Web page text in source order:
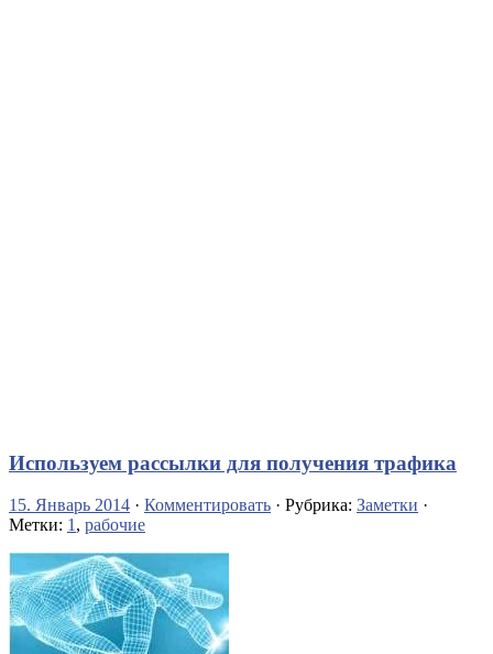
Используем рассылки для получения трафика
15. Январь 2014 · Комментировать · Рубрика: Заметки ·
Метки: 1, рабочие